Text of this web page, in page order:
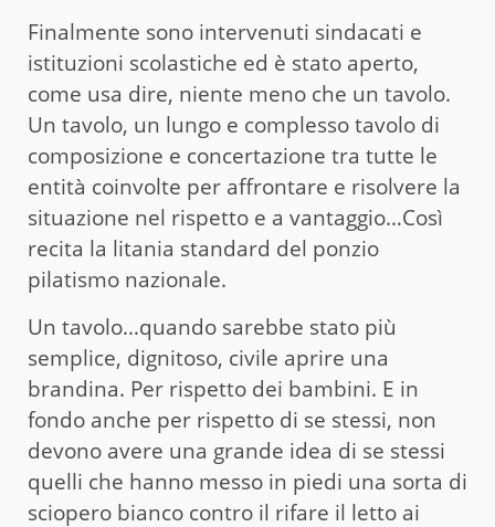
Finalmente sono intervenuti sindacati e
istituzioni scolastiche ed è stato aperto,
come usa dire, niente meno che un tavolo.
Un tavolo, un lungo e complesso tavolo di
composizione e concertazione tra tutte le
entità coinvolte per affrontare e risolvere la
situazione nel rispetto e a vantaggio…Così
recita la litania standard del ponzio
pilatismo nazionale.
Un tavolo…quando sarebbe stato più
semplice, dignitoso, civile aprire una
brandina. Per rispetto dei bambini. E in
fondo anche per rispetto di se stessi, non
devono avere una grande idea di se stessi
quelli che hanno messo in piedi una sorta di
sciopero bianco contro il rifare il letto ai